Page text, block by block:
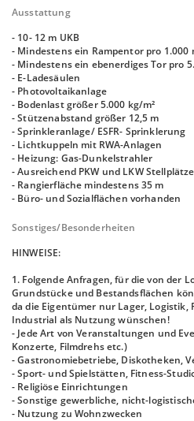
Ausstattung
- 10- 12 m UKB
- Mindestens ein Rampentor pro 1.000
- Mindestens ein ebenerdiges Tor pro
- E-Ladesäulen
- Photovoltaikanlage
- Bodenlast größer 5.000 kg/m²
- Stützenabstand größer 12,5 m
- Sprinkleranlage/ ESFR- Sprinklerung
- Lichtkuppeln mit RWA-Anlagen
- Heizung: Gas-Dunkelstrahler
- Ausreichend PKW und LKW Stellplätze
- Rangierfläche mindestens 35 m
- Büro- und Sozialflächen vorhanden
Sonstiges/Besonderheiten
HINWEISE:
1. Folgende Anfragen, für die von der
Grundstücke und Bestandsflächen
da die Eigentümer nur Lager,
Industrial als Nutzung wünschen!
- Jede Art von Veranstaltungen und
Konzerte, Filmdrehs etc.)
- Gastronomiebetriebe, Diskotheken,
- Sport- und Spielstätten, Fitness-
- Religiöse Einrichtungen
- Sonstige gewerbliche, nicht-
- Nutzung zu Wohnzwecken